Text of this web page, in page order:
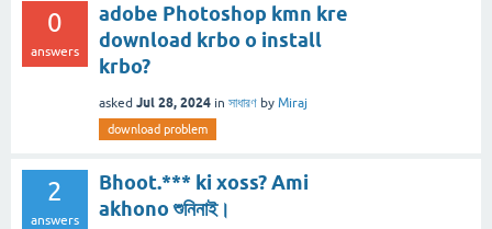
0
answers
adobe Photoshop kmn kre
download krbo o install
krbo?
asked Jul 28, 2024 in সাধারণ by Miraj
download problem
2
answers
Bhoot.*** ki xoss? Ami
akhono শুনিনাই।